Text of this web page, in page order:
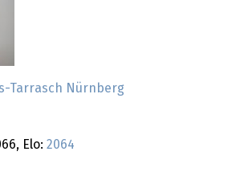
Tarrasch Nürnberg
Elo: 2064